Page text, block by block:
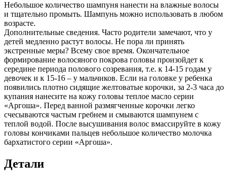
Небольшое количество шампуня нанести на влажные волосы
и тщательно промыть. Шампунь можно использовать в любом
возрасте.
Дополнительные сведения. Часто родители замечают, что у
детей медленно растут волосы. Не пора ли принять
экстренные меры? Всему свое время. Окончательное
формирование волосяного покрова головы произойдет к
середине периода полового созревания, т.е. к 14-15 годам у
девочек и к 15-16 – у мальчиков. Если на головке у ребенка
появились плотно сидящие желтоватые корочки, за 2-3 часа до
купания нанесите на кожу головы теплое масло серии
«Аргоша». Перед ванной размягченные корочки легко
счесываются частым гребнем и смываются шампунем с
теплой водой. После высушивания волос вмассируйте в кожу
головы кончиками пальцев небольшое количество молочка
бархатистого серии «Аргоша».
Детали